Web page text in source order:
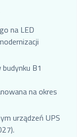
na LED
B1
na okres
urządzeń UPS